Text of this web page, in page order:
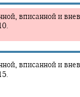
вписанной и
вписанной и